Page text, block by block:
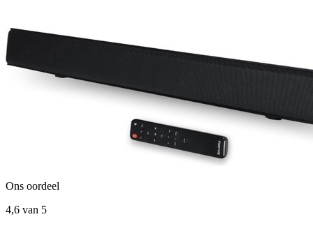
Ons oordeel
4,6 van 5